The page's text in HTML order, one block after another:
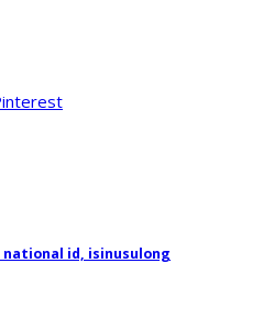
id, isinusulong